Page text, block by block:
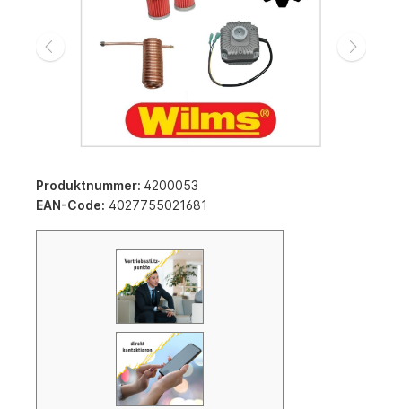
Produktnummer: 4200053
EAN-Code: 4027755021681